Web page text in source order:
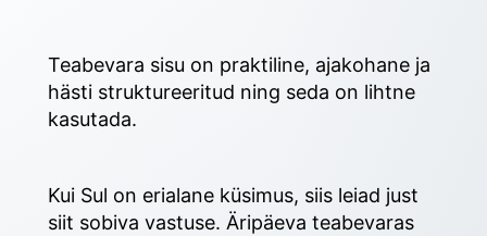
Teabevara sisu on praktiline, ajakohane ja
hästi struktureeritud ning seda on lihtne
kasutada.
Kui Sul on erialane küsimus, siis leiad just
siit sobiva vastuse. Äripäeva teabevaras